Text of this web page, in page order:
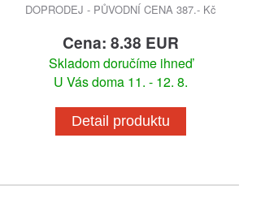
DOPRODEJ - PŮVODNÍ CENA 387.- Kč
Cena: 8.38 EUR
Skladom doručíme ihneď
U Vás doma 11. - 12. 8.
Detail produktu